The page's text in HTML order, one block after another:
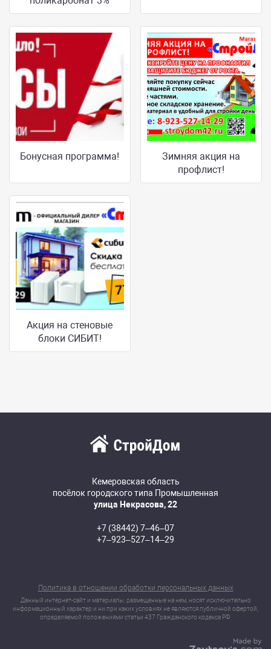
Бонусная программа!
Зимняя акция на
профлист!
Акция на стеновые
блоки СИБИТ!
Кемеровская область
посёлок городского типа Промышленная
улица Некрасова, 22
+7 (38442) 7‒46‒07
+7‒923‒527‒14‒29
Политика в отношении обработки персональных данных
Данный интернет-сайт и материалы, размещенные на нем, носят исключительно
информационный характер и ни при каких условиях не являются публичной офертой,
определяемой положениями статьи 437 Гражданского кодекса РФ.